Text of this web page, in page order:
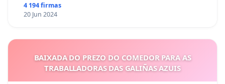
4 194 firmas
20 Jun 2024
BAIXADA DO PREZO DO COMEDOR PARA AS
TRABALLADORAS DAS GALIÑAS AZUIS